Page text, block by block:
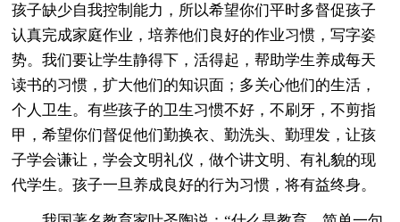
孩子缺少自我控制能力，所以希望你们平时多督促孩子
认真完成家庭作业，培养他们良好的作业习惯，写字姿
势。我们要让学生静得下，活得起，帮助学生养成每天
读书的习惯，扩大他们的知识面；多关心他们的生活，
个人卫生。有些孩子的卫生习惯不好，不刷牙，不剪指
甲，希望你们督促他们勤换衣、勤洗头、勤理发，让孩
子学会谦让，学会文明礼仪，做个讲文明、有礼貌的现
代学生。孩子一旦养成良好的行为习惯，将有益终身。